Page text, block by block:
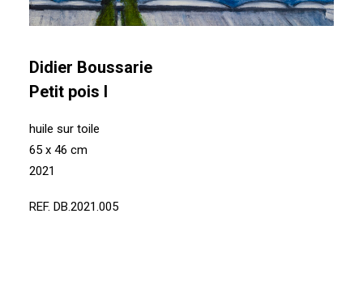
Didier Boussarie
Petit pois I
huile sur toile
65 x 46 cm
2021
REF. DB.2021.005